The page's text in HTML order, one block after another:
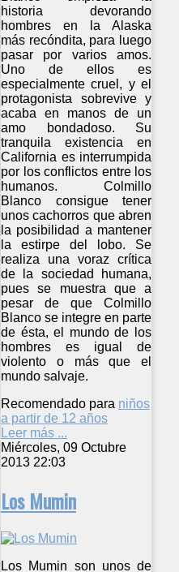
historia devorando
hombres en la Alaska
más recóndita, para luego
pasar por varios amos.
Uno de ellos es
especialmente cruel, y el
protagonista sobrevive y
acaba en manos de un
amo bondadoso. Su
tranquila existencia en
California es interrumpida
por los conflictos entre los
humanos. Colmillo
Blanco consigue tener
unos cachorros que abren
la posibilidad a mantener
la estirpe del lobo. Se
realiza una voraz crítica
de la sociedad humana,
pues se muestra que a
pesar de que Colmillo
Blanco se integre en parte
de ésta, el mundo de los
hombres es igual de
violento o más que el
mundo salvaje.
Recomendado para niños
a partir de 12 años
Leer más ...
Miércoles, 09 Octubre
2013 22:03
Los Mumin
Los Mumin son unos de